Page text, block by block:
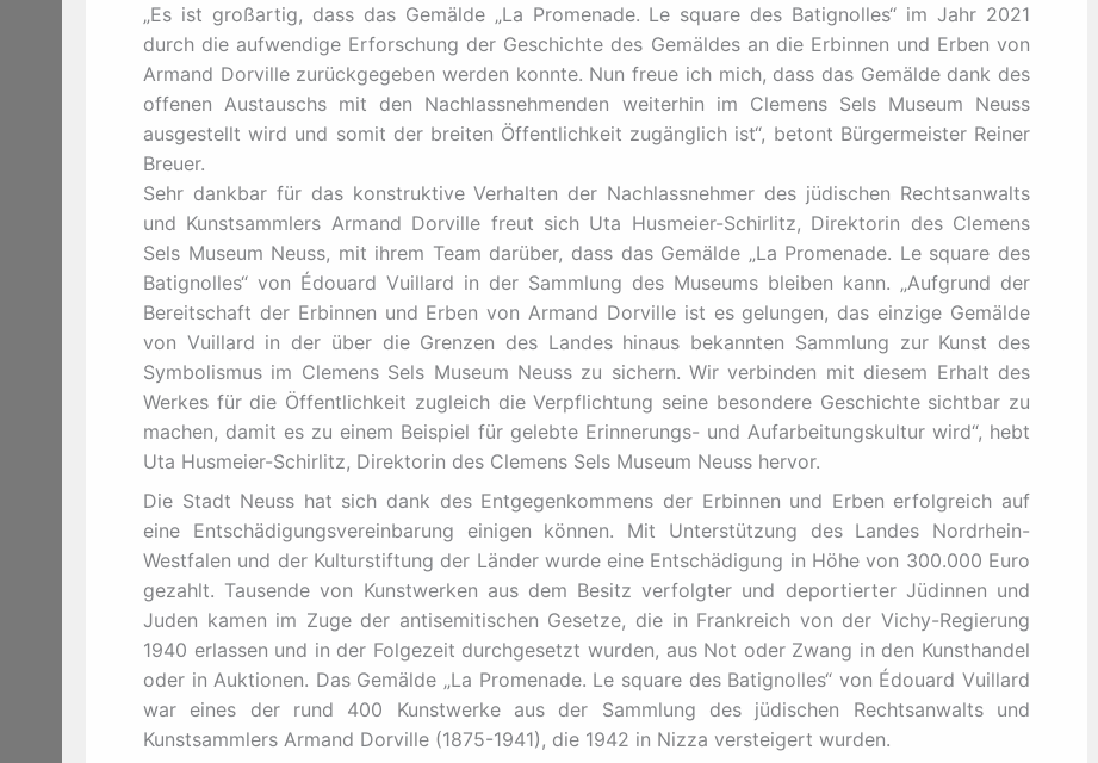
„Es ist großartig, dass das Gemälde „La Promenade. Le square des Batignolles“ im Jahr 2021
durch die aufwendige Erforschung der Geschichte des Gemäldes an die Erbinnen und Erben von
Armand Dorville zurückgegeben werden konnte. Nun freue ich mich, dass das Gemälde dank des
offenen Austauschs mit den Nachlassnehmenden weiterhin im Clemens Sels Museum Neuss
ausgestellt wird und somit der breiten Öffentlichkeit zugänglich ist“, betont Bürgermeister Reiner
Breuer.
Sehr dankbar für das konstruktive Verhalten der Nachlassnehmer des jüdischen Rechtsanwalts
und Kunstsammlers Armand Dorville freut sich Uta Husmeier-Schirlitz, Direktorin des Clemens
Sels Museum Neuss, mit ihrem Team darüber, dass das Gemälde „La Promenade. Le square des
Batignolles“ von Édouard Vuillard in der Sammlung des Museums bleiben kann. „Aufgrund der
Bereitschaft der Erbinnen und Erben von Armand Dorville ist es gelungen, das einzige Gemälde
von Vuillard in der über die Grenzen des Landes hinaus bekannten Sammlung zur Kunst des
Symbolismus im Clemens Sels Museum Neuss zu sichern. Wir verbinden mit diesem Erhalt des
Werkes für die Öffentlichkeit zugleich die Verpflichtung seine besondere Geschichte sichtbar zu
machen, damit es zu einem Beispiel für gelebte Erinnerungs- und Aufarbeitungskultur wird“, hebt
Uta Husmeier-Schirlitz, Direktorin des Clemens Sels Museum Neuss hervor.
Die Stadt Neuss hat sich dank des Entgegenkommens der Erbinnen und Erben erfolgreich auf
eine Entschädigungsvereinbarung einigen können. Mit Unterstützung des Landes Nordrhein-
Westfalen und der Kulturstiftung der Länder wurde eine Entschädigung in Höhe von 300.000 Euro
gezahlt. Tausende von Kunstwerken aus dem Besitz verfolgter und deportierter Jüdinnen und
Juden kamen im Zuge der antisemitischen Gesetze, die in Frankreich von der Vichy-Regierung
1940 erlassen und in der Folgezeit durchgesetzt wurden, aus Not oder Zwang in den Kunsthandel
oder in Auktionen. Das Gemälde „La Promenade. Le square des Batignolles“ von Édouard Vuillard
war eines der rund 400 Kunstwerke aus der Sammlung des jüdischen Rechtsanwalts und
Kunstsammlers Armand Dorville (1875-1941), die 1942 in Nizza versteigert wurden.